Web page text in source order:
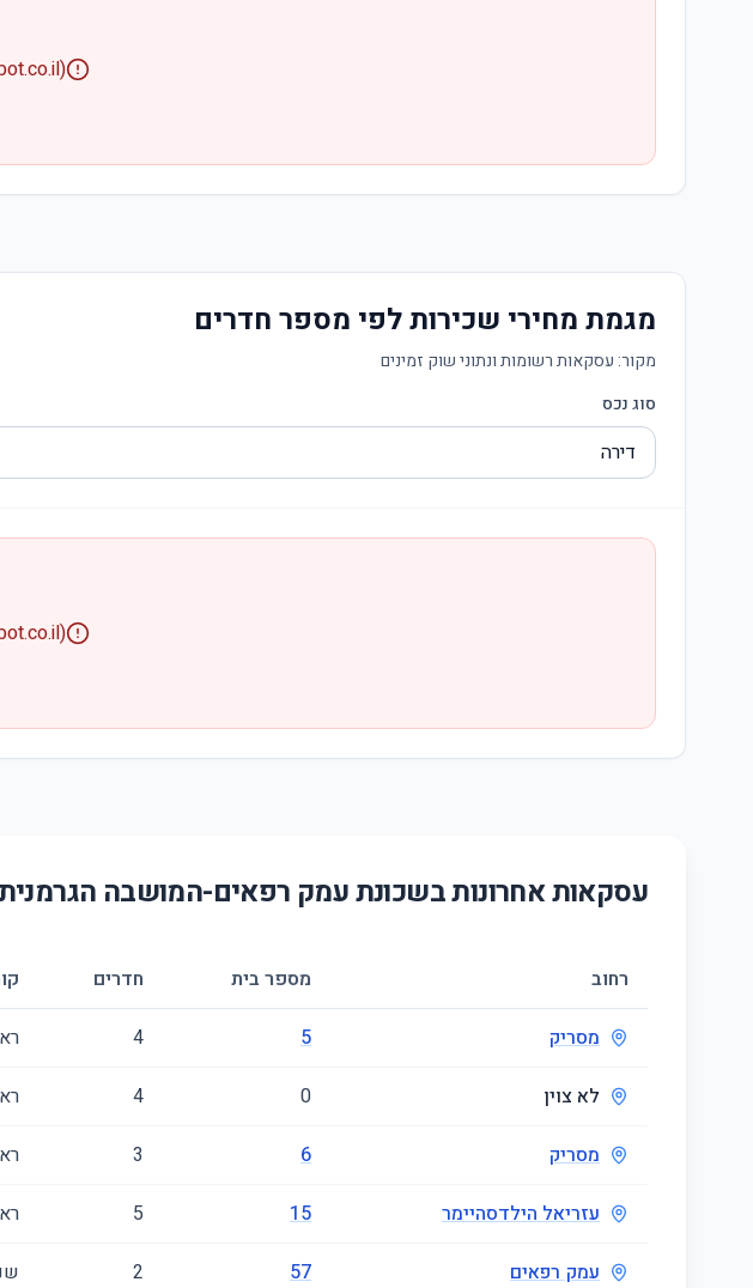
מגמת מחירי שכירות לפי מספר חדרים
מקור: עסקאות רשומות ונתוני שוק זמינים
סוג נכס
עסקאות אחרונות בשכונתעמק רפאים-המושבה
רחוב מספר בית חדרים
מסריק 5
4
לא צוין 0
4
מסריק 6
3
עזריאל הילדסהיימר 15
5
עמק רפאים 57
2